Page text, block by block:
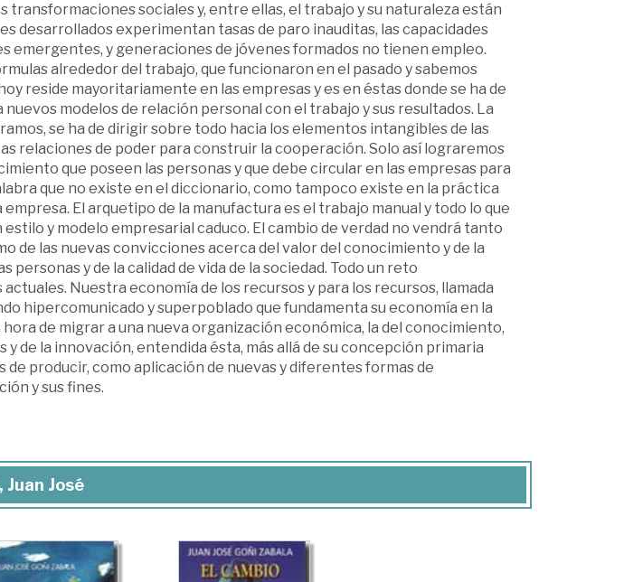
transformaciones sociales y, entre ellas, el trabajo y su naturaleza están
desarrollados experimentan tasas de paro inauditas, las capacidades
emergentes, y generaciones de jóvenes formados no tienen empleo.
alrededor del trabajo, que funcionaron en el pasado y sabemos
reside mayoritariamente en las empresas y es en éstas donde se ha de
modelos de relación personal con el trabajo y sus resultados. La
se ha de dirigir sobre todo hacia los elementos intangibles de las
relaciones de poder para construir la cooperación. Solo así lograremos
que poseen las personas y que debe circular en las empresas para
que no existe en el diccionario, como tampoco existe en la práctica
El arquetipo de la manufactura es el trabajo manual y todo lo que
y modelo empresarial caduco. El cambio de verdad no vendrá tanto
de las nuevas convicciones acerca del valor del conocimiento y de la
personas y de la calidad de vida de la sociedad. Todo un reto
Nuestra economía de los recursos y para los recursos, llamada
hipercomunicado y superpoblado que fundamenta su economía en la
de migrar a una nueva organización económica, la del conocimiento,
y de la innovación, entendida ésta, más allá de su concepción primaria
de producir, como aplicación de nuevas y diferentes formas de
y sus fines.
José